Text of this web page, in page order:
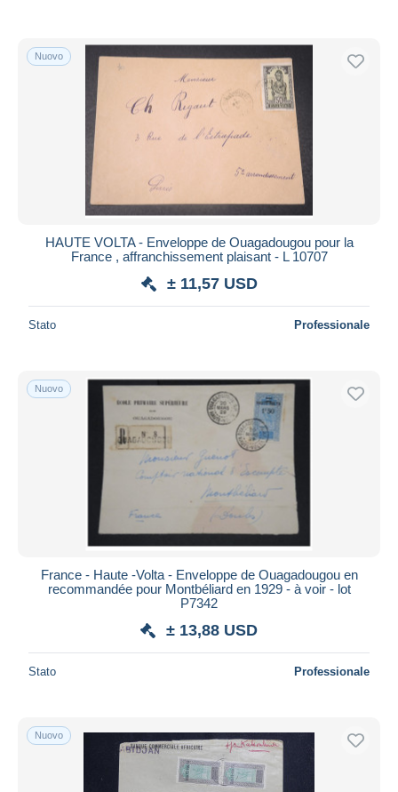
Nuovo
HAUTE VOLTA - Enveloppe de Ouagadougou pour la
France , affranchissement plaisant - L 10707
± 11,57 USD
Stato Professionale
Nuovo
France - Haute -Volta - Enveloppe de Ouagadougou en
recommandée pour Montbéliard en 1929 - à voir - lot
P7342
± 13,88 USD
Stato Professionale
Nuovo